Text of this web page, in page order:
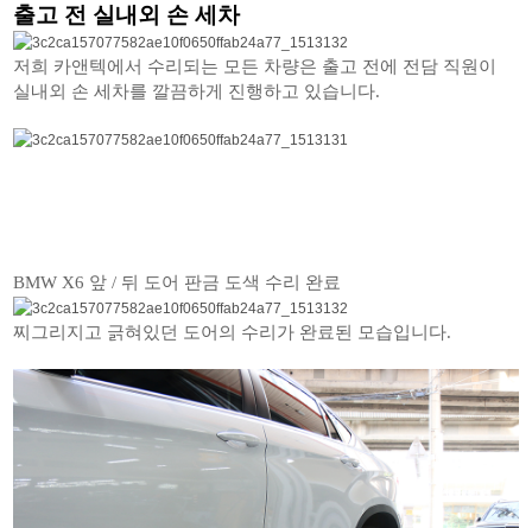
출고 전 실내외 손 세차
저희 카앤텍에서 수리되는 모든 차량은 출고 전에 전담 직원이
실내외 손 세차를 깔끔하게 진행하고 있습니다.
BMW X6 앞 / 뒤 도어 판금 도색 수리 완료
찌그리지고 긁혀있던 도어의 수리가 완료된 모습입니다.